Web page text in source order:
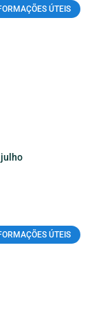
ÚTEIS
julho
ÚTEIS